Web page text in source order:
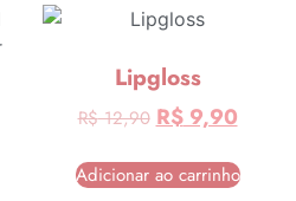
Lipgloss
R$12,90 R$9,90
Adicionar ao carrinho